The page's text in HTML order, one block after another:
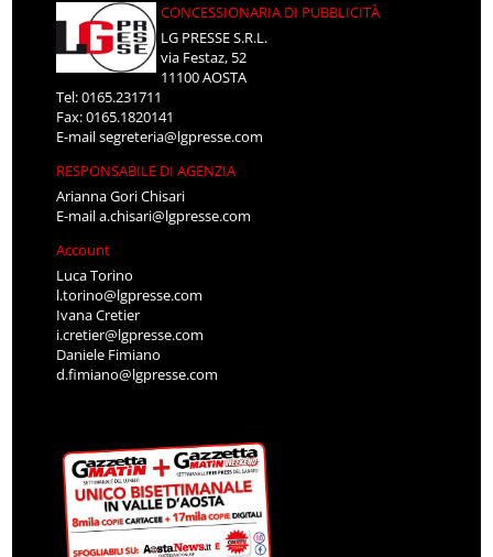
CONCESSIONARIA DI PUBBLICITÀ
LG PRESSE S.R.L.
via Festaz, 52
11100 AOSTA
Tel: 0165.231711
Fax: 0165.1820141
E-mailsegreteria@lgpresse.com
RESPONSABILE DI AGENZIA
Arianna Gori Chisari
E-maila.chisari@lgpresse.com
Account
Luca Torino
l.torino@lgpresse.com
Ivana Cretier
i.cretier@lgpresse.com
Daniele Fimiano
d.fimiano@lgpresse.com